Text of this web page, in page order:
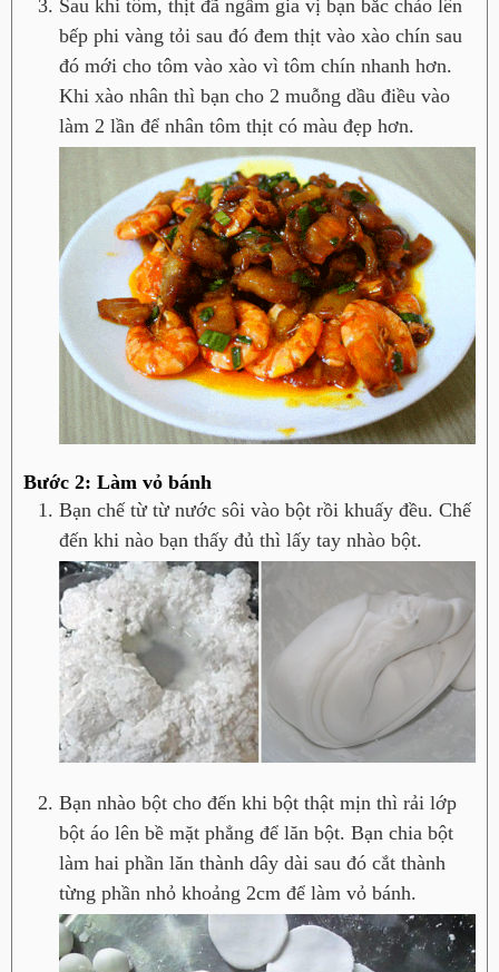
Sau khi tôm, thịt đã ngấm gia vị bạn bắc chảo lên
bếp phi vàng tỏi sau đó đem thịt vào xào chín sau
đó mới cho tôm vào xào vì tôm chín nhanh hơn.
Khi xào nhân thì bạn cho 2 muỗng dầu điều vào
làm 2 lần để nhân tôm thịt có màu đẹp hơn.
Bước 2: Làm vỏ bánh
Bạn chế từ từ nước sôi vào bột rồi khuấy đều. Chế
đến khi nào bạn thấy đủ thì lấy tay nhào bột.
Bạn nhào bột cho đến khi bột thật mịn thì rải lớp
bột áo lên bề mặt phẳng để lăn bột. Bạn chia bột
làm hai phần lăn thành dây dài sau đó cắt thành
từng phần nhỏ khoảng 2cm để làm vỏ bánh.